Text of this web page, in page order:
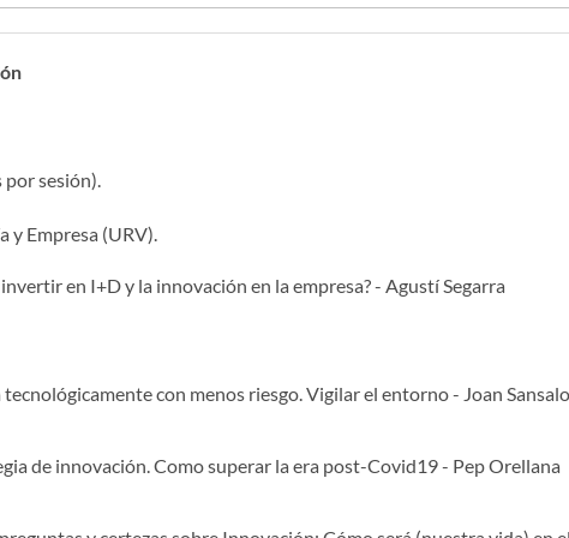
sesión).
y Empresa (URV).
en I+D y la innovación en la empresa? - Agustí Segarra
con menos riesgo. Vigilar el entorno - Joan
de innovación. Como superar la era post-Covid19 - Pep Orellana